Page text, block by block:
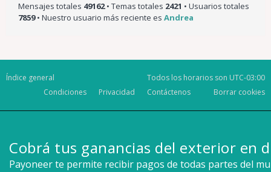
Mensajes totales 49162• Temas totales 2421 • Usuarios totales
7859• Nuestro usuario más reciente es Andrea
Índice general Todos los horarios son UTC-03:00
Borrar cookies
Contáctenos
Privacidad
Condiciones
Cobrá tus ganancias del exterior en
Payoneer te permite recibir pagos de todas partes del